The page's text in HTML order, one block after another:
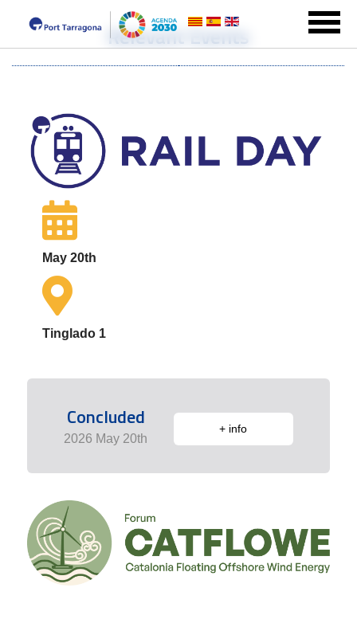
Relevant Events
May 20th
Tinglado 1
Concluded
2026 May 20th
+ info